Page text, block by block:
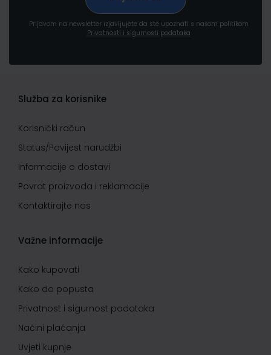
Prijavom na newsletter izjavljujete da ste upoznati s našom politikom
Privatnosti i sigurnosti podataka
Služba za korisnike
Korisnički račun
Status/Povijest narudžbi
Informacije o dostavi
Povrat proizvoda i reklamacije
Kontaktirajte nas
Važne informacije
Kako kupovati
Kako do popusta
Privatnost i sigurnost podataka
Načini plaćanja
Uvjeti kupnje